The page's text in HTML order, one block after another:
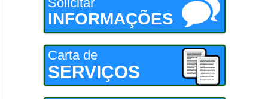
INFORMAÇÕES
Carta de
SERVIÇOS